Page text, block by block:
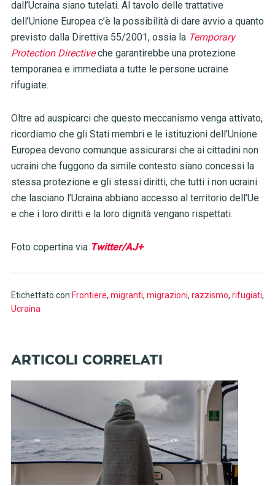
dall’Ucraina siano tutelati. Al tavolo delle trattative
dell’Unione Europea c’è la possibilità di dare avvio a quanto
previsto dalla Direttiva 55/2001, ossia la Temporary
Protection Directiveche garantirebbe una protezione
temporanea e immediata a tutte le persone ucraine
rifugiate.
Oltre ad auspicarci che questo meccanismo venga attivato,
ricordiamo che gli Stati membri e le istituzioni dell’Unione
Europea devono comunque assicurarsi che ai cittadini non
ucraini che fuggono da simile contesto siano concessi la
stessa protezione e gli stessi diritti, che tutti i non ucraini
che lasciano l’Ucraina abbiano accesso al territorio dell’Ue
e che i loro diritti e la loro dignità vengano rispettati.
Foto copertina viaTwitter/AJ+.
Etichettato con:Frontiere, migranti, migrazioni, razzismo, rifugiati,
Ucraina